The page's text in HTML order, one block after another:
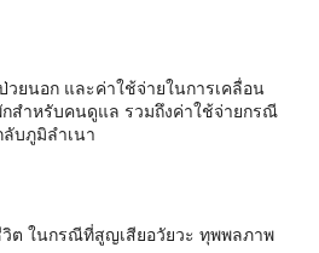
วยนอก และค่าใช้จ่ายในการเคลื่อน
สำหรับคนดูแล รวมถึงค่าใช้จ่ายกรณี
บภูมิลำเนา
ต ในกรณีที่สูญเสียอวัยวะ ทุพพลภาพ